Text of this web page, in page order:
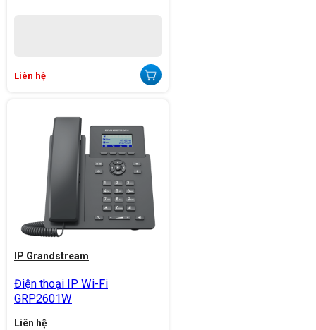
Liên hệ
IP Grandstream
Điện thoại IP Wi-Fi
GRP2601W
Liên hệ